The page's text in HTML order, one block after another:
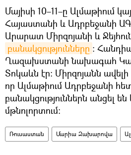
Մայիսի 10–11–ը Ալմաթիում
Հայաստանի և Ադրբեջանի
Արարատ Միրզոյանի և
բանակցությունները :
Ղազախստանի նախագահ
Տոկաևն էր: Միրզոյանն ավելի
որ Ալմաթիում Ադրբեջանի
բանակցություններն անցել
մթնոլորտում։
Ռուսաստան Մարիա Զախարովա